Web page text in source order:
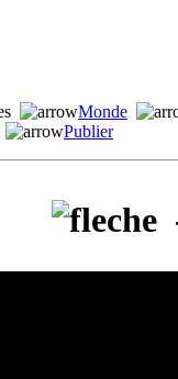
Monde
Publier